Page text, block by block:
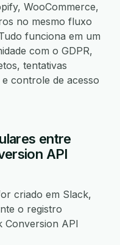
WooCommerce,
no mesmo fluxo
funciona em um
com o GDPR,
tentativas
controle de acesso
entre
API
criado em Slack,
o registro
Conversion API